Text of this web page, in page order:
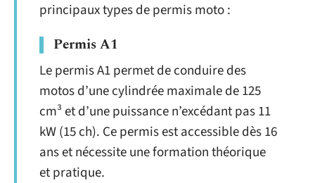
principaux types de permis moto :
Permis A1
Le permis A1 permet de conduire des
motos d’une cylindrée maximale de 125
cm³ et d’une puissance n’excédant pas 11
kW (15 ch). Ce permis est accessible dès 16
ans et nécessite une formation théorique
et pratique.